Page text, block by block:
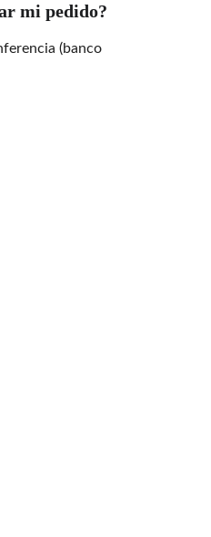
mi pedido?
(banco